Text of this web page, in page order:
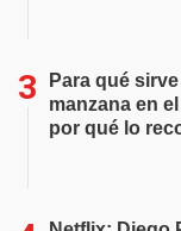
Para qué
manzana en
por qué lo